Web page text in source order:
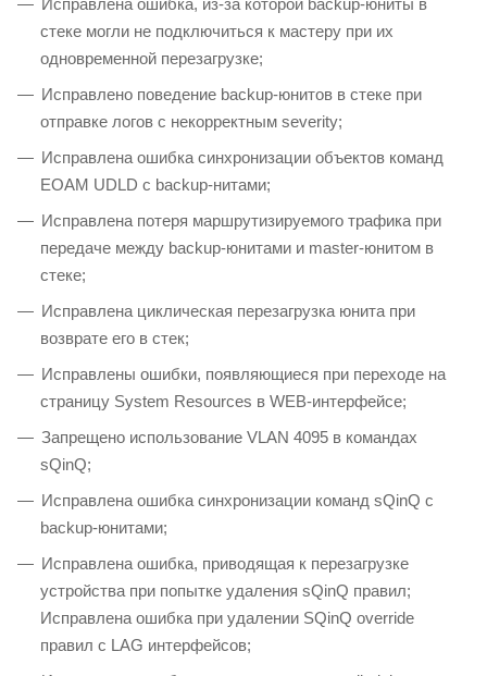
Исправлена ошибка, из-за которой backup-юниты в
стеке могли не подключиться к мастеру при их
одновременной перезагрузке;
Исправлено поведение backup-юнитов в стеке при
отправке логов с некорректным severity;
Исправлена ошибка синхронизации объектов команд
EOAM UDLD с backup-нитами;
Исправлена потеря маршрутизируемого трафика при
передаче между backup-юнитами и master-юнитом в
стеке;
Исправлена циклическая перезагрузка юнита при
возврате его в стек;
Исправлены ошибки, появляющиеся при переходе на
страницу System Resources в WEB-интерфейсе;
Запрещено использование VLAN 4095 в командах
sQinQ;
Исправлена ошибка синхронизации команд sQinQ с
backup-юнитами;
Исправлена ошибка, приводящая к перезагрузке
устройства при попытке удаления sQinQ правил;
Исправлена ошибка при удалении SQinQ override
правил с LAG интерфейсов;